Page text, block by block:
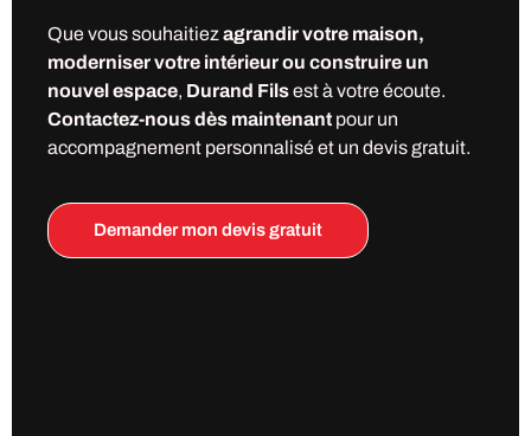
Que vous souhaitiez agrandir votre maison,
moderniser votre intérieur ou construire un
nouvel espace, Durand Filsest à votre écoute.
Contactez-nous dès maintenant pour un
accompagnement personnalisé et un devis gratuit.
Demander mon devis gratuit